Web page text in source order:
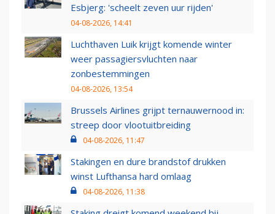
Esbjerg: 'scheelt zeven uur rijden'
04-08-2026, 14:41
Luchthaven Luik krijgt komende winter
weer passagiersvluchten naar
zonbestemmingen
04-08-2026, 13:54
Brussels Airlines grijpt ternauwernood in:
streep door vlootuitbreiding
04-08-2026, 11:47
Stakingen en dure brandstof drukken
winst Lufthansa hard omlaag
04-08-2026, 11:38